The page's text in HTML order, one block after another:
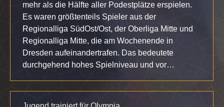
mehr als die Hälfte aller Podestplätze erspielen.
Es waren größtenteils Spieler aus der
Regionalliga SüdOst/Ost, der Oberliga Mitte und
Regionalliga Mitte, die am Wochenende in
Dresden aufeinandertrafen. Das bedeutete
durchgehend hohes Spielniveau und vor…